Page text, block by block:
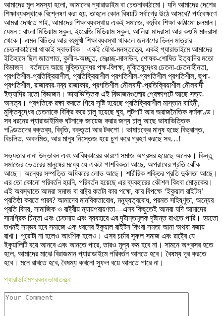
আমাদের মূল সমস্যা হলো, আমাদের প্যারাডাইম বা চেতনাকাঠামো। যদি আমাদের দেশের
শিক্ষাব্যবস্থাকে বিশ্লেষণ করা হয়, তাহলে কোন বিষয়টি সর্বাগ্রে উঠে আসবে? পর্যবেক্ষণে
আমরা দেখতে পাই, আমাদের শিক্ষাব্যবস্থায় একই সমাজে, বহুবিধ শিক্ষা কাঠামো চলমান।
যেমন : বাংলা মিডিয়াম স্কুল, ইংরেজি মিডিয়াম স্কুল, আলিয়া মাদরাসা আর কওমি মাদরাসা
থেকে। এমন বিচিত্র আর বহুমুখী শিক্ষাব্যবস্থা থাকলে জনগণের ভিন্ন মাত্রার
চেতনাকাঠামো থাকাই স্বাভাবিক। একই যৌথ-মনস্তত্ত্বে, একই প্যারাডাইমে আমাদের
ইতিহাসে ছিল জাতপাত, কুলীন-অচ্ছুত, মেøচ্ছ-মালাউন, শোষক-শোষিত ইত্যাদির মতো
বিভাজন। বর্তমানে আছে মুক্তিযুদ্ধের পক্ষ-বিপক্ষ, মুক্তিযুদ্ধের চেতনা-চেতনাহীনতা,
প্রগতিশীল-প্রতিক্রিয়াশীল, প্রতিক্রিয়াশীল প্রগতিশীল-প্রগতিশীল প্রগতিশীল, ছুপা-
প্রগতিশীল, রাজাকার-নব্য রাজাকার, প্রগতিশীল মৌলবাদী-প্রতিক্রিয়াশীল মৌলবাদী
ইত্যাদির মতো বিভাজন। ভাষাভিত্তিক এই বিভাজনগুলোর প্রেক্ষাপটে আছে সত্য-
অসত্য। প্রগতিকে রক্ষা করতে গিয়ে সৃষ্টি হয়েছে প্রতিক্রিয়াশীল মাস্তান বাহিনী,
মুক্তিযুদ্ধের চেতনাকে বিক্রি করে চালু হয়েছে ঘুষ, লুটপাট আর অরাজনৈতিক কর্মকাণ্ড।
সব ধরনের প্যারাডাইমিক ঘটনাকে জায়েজ করার জন্য চালু আছে ভাষাভিত্তিক
পণ্ডিতদের বক্তব্য, বিবৃতি, বক্তৃতা আর টকশো। ভাষাচক্রে মানুষ হচ্ছে বিভ্রান্ত,
বিচলিত, অবদমিত, আর মানুষ নিস্তেজ হয়ে চুপ করে গ্রহণ করছে সব…!
সভ্যতার নানা উদ্ভাবন এবং আবিষ্কারের কারণে সমাজ অগ্রসর হয়েছে অনেক। কিন্তু
সমাজের ভেতরের মানুষের মধ্যে যে একটা পাশবিকতা আছে, অপরাধের প্রতি ঝোঁক
আছে। অন্যের সম্পত্তি অধিকারে লোভ আছে। শারীরিক শক্তির প্রতি দুর্বলতা আছে।
এর তো কোনো পরিবর্তন হয়নি, পরিবর্তন হয়েছে এর ব্যবহারের কৌশল কিংবা মোড়কের।
এই অবস্থাতে আমরা সমাজ বা রাষ্ট্র কতটা কার পক্ষে, কার বিপক্ষে ‘ইকুয়াল রাইটস’
প্রতিষ্ঠা করতে পারব? আমাদের মানবিকতাবোধ, মনুষ্যত্ববোধ, পরমত সহিষ্ণুতা, অন্যের
প্রতি বিনয়, সামাজিক ও রাষ্ট্রীয় ন্যায়পরায়ণতা—এসব কিছুতেই আমরা যদি আমাদের
সামগ্রিক চিন্তা এবং চেতনায় এবং ব্যবহারে এর দৃষ্টান্তমূলক দৃষ্টান্ত রাখতে পারি। হয়তো
তখনই সম্ভব হবে সমাজে এক ধরনের ইকুয়াল রাইটস কিংবা সমতা আনা অথবা বজায়
রাখা। পুরোটা না হলেও আংশিক হলেও। এসব চর্চার সুফল সমাজ এবং রাষ্ট্রে যে
ইকুয়ালিটি বয়ে আনবে এবং আনতে পারে, তারও মূল্য কম হবে না। সামনে অগ্রসর হতে
হলে, আমাদের মাঝে বিরাজমান প্যারাডাইমে পরিবর্তন আনতে হবে। বৈষম্য দূর করতে
হবে। মনে রাখতে হবে, বৈষম্য কখনো সুফল বয়ে আনতে পারে না।
প্যারাডাইমপ্রবন্ধভাষাতত্ত্ব